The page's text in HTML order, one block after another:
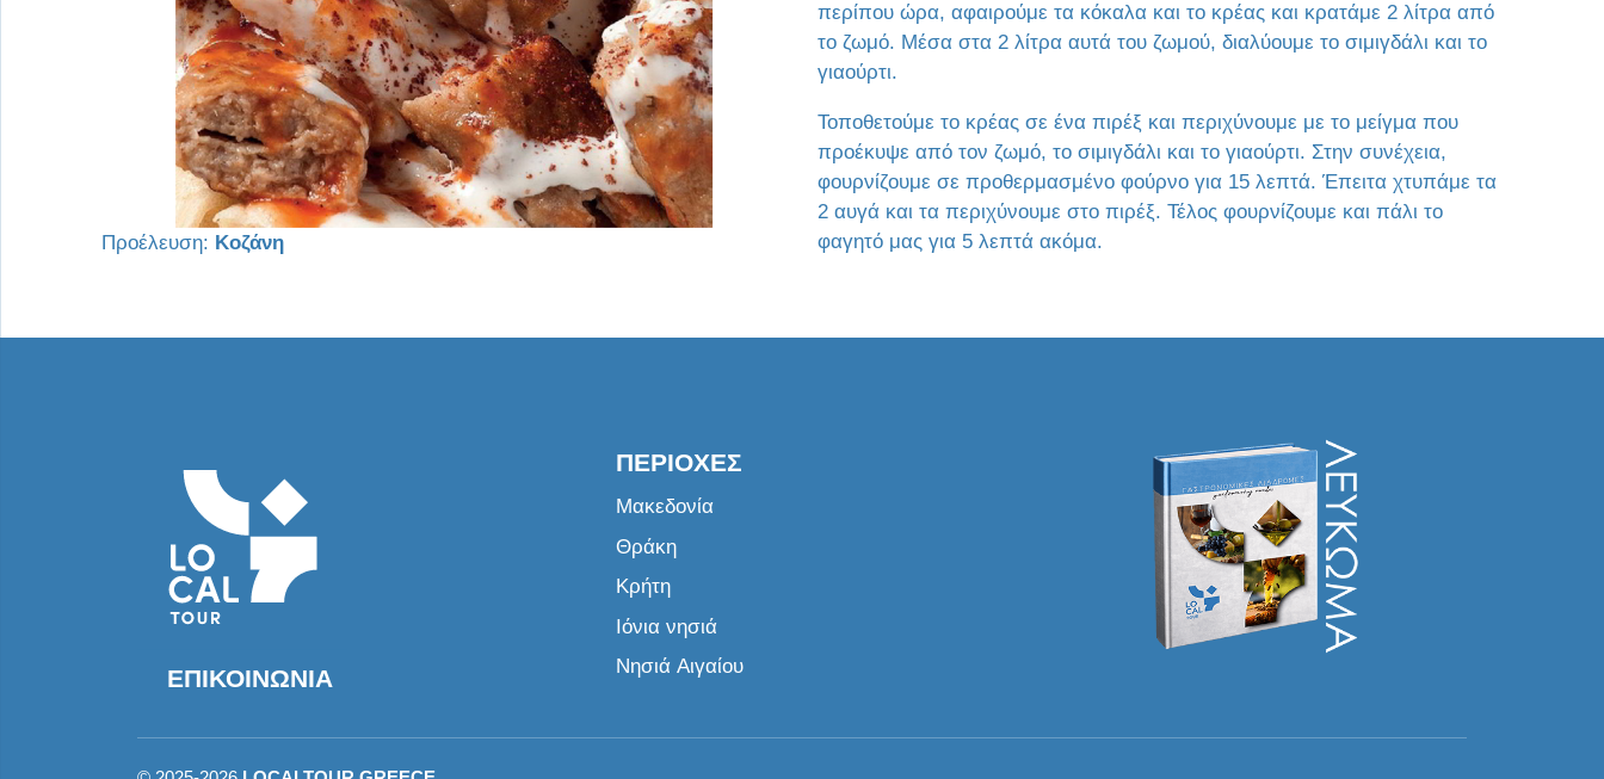
Προέλευση: Κοζάνη
περίπου ώρα, αφαιρούμε τα κόκαλα και το κρέας και κρατάμε 2 λίτρα από
το ζωμό. Μέσα στα 2 λίτρα αυτά του ζωμού, διαλύουμε το σιμιγδάλι και το
γιαούρτι.
Τοποθετούμε το κρέας σε ένα πιρέξ και περιχύνουμε με το μείγμα που
προέκυψε από τον ζωμό, το σιμιγδάλι και το γιαούρτι. Στην συνέχεια,
φουρνίζουμε σε προθερμασμένο φούρνο για 15 λεπτά. Έπειτα χτυπάμε τα
2 αυγά και τα περιχύνουμε στο πιρέξ. Τέλος φουρνίζουμε και πάλι το
φαγητό μας για 5 λεπτά ακόμα.
ΕΠΙΚΟΙΝΩΝΊΑ
ΠΕΡΙΟΧΈΣ
Μακεδονία
Θράκη
Κρήτη
Ιόνια νησιά
Νησιά Αιγαίου